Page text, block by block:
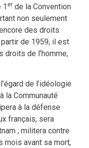
1 erde la Convention
non seulement
des droits
de 1959, il est
droits de l’homme,
de l’idéologie
la Communauté
à la défense
français, sera
; militera contre
mois avant sa mort,